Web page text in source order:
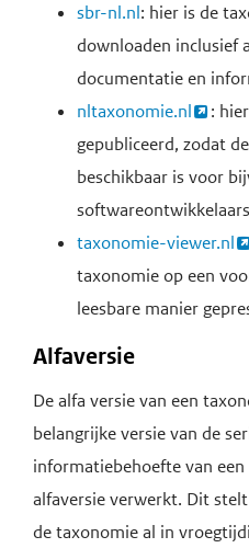
sbr-nl.nl: hier is de
downloaden inclusief
documentatie en
nltaxonomie.nl
:
gepubliceerd, zodat
beschikbaar is voor
softwareontwikkelaars
taxonomie-viewer.nl
taxonomie op een
leesbare manier
Alfaversie
De alfa versie van een
belangrijke versie van de
informatiebehoefte van
alfaversie verwerkt. Dit
de taxonomie al in